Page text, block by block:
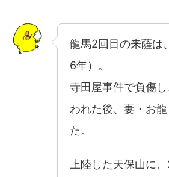
龍馬2回目の来薩は
6年）。
寺田屋事件で負傷
われた後、妻・お
た。
上陸した天保山に